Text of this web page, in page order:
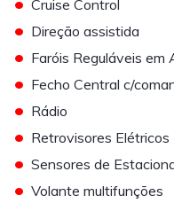
Cruise Control
• Direção assistida
• Faróis Reguláveis em
• Fecho Central c/
• Rádio
• Retrovisores Elétricos
• Sensores de
• Volante multifunções